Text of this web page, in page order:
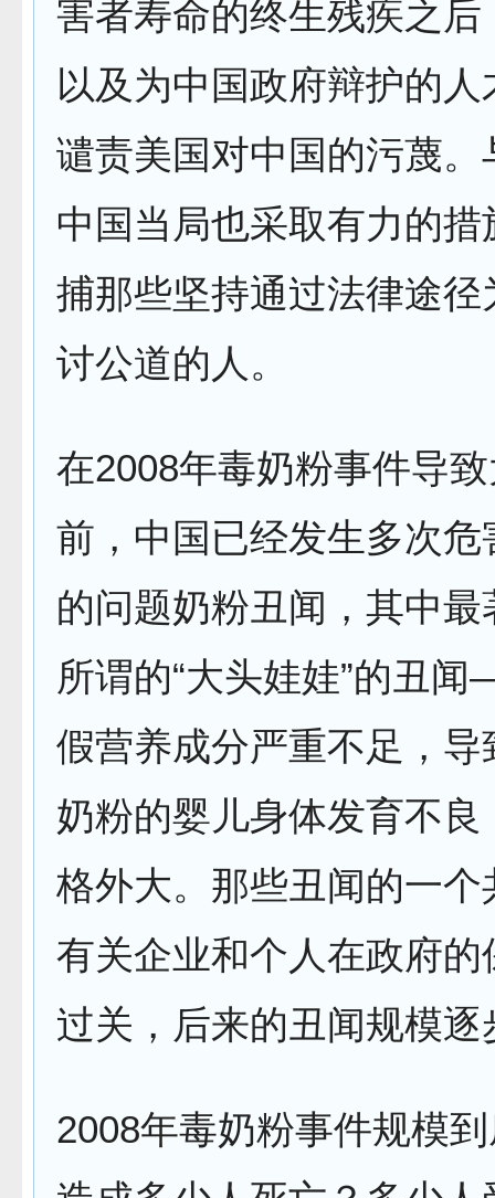
害者寿命的终生残疾之后
以及为中国政府辩护的
谴责美国对中国的污蔑。
中国当局也采取有力的措
捕那些坚持通过法律途径
讨公道的人。
在2008年毒奶粉事件导
前，中国已经发生多次危
的问题奶粉丑闻，其中最
所谓的“大头娃娃”的丑
假营养成分严重不足，导
奶粉的婴儿身体发育不良
格外大。那些丑闻的一个
有关企业和个人在政府的
过关，后来的丑闻规模逐
2008年毒奶粉事件规模